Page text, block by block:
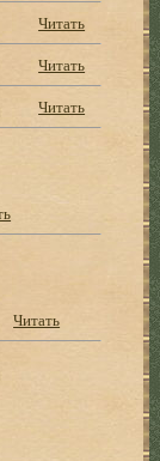
Читать
Читать
Читать
Читать